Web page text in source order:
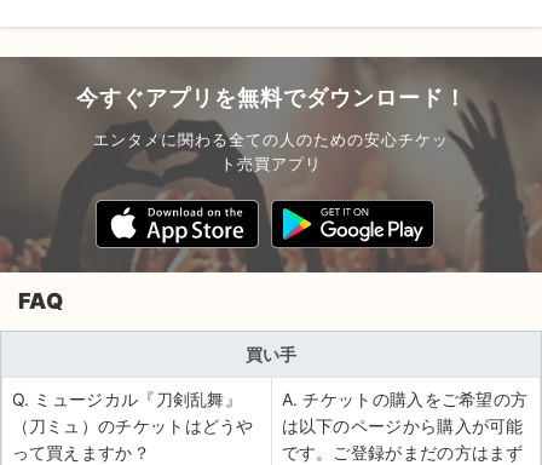
今すぐアプリを無料でダウンロード！
エンタメに関わる全ての人のための安心チケッ
ト売買アプリ
FAQ
買い手
Q. ミュージカル『刀剣乱舞』
（刀ミュ）のチケットはどうや
って買えますか？
A. チケットの購入をご希望の方
は以下のページから購入が可能
です。ご登録がまだの方はまず